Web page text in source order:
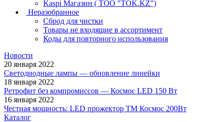
Kaspi Магазин ( ТОО "TOK.KZ")
Неразобранное
Сброд для чистки
Товары не входящие в ассортимент
Коды для повторного использования
Новости
20 января 2022
Светодиодные лампы — обновление линейки
18 января 2022
Ретрофит без компромиссов — Космос LED 150 Вт
16 января 2022
Честная мощность: LED прожектор ТМ Космос 200Вт
Каталог